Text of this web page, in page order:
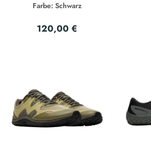
Farbe: Schwarz
120,00 €